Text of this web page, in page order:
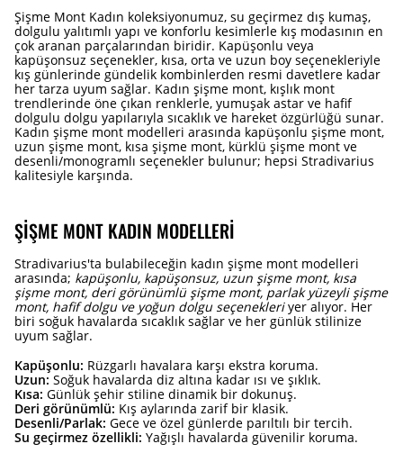
Şişme Mont Kadın koleksiyonumuz, su geçirmez dış kumaş,
dolgulu yalıtımlı yapı ve konforlu kesimlerle kış modasının en
çok aranan parçalarından biridir. Kapüşonlu veya
kapüşonsuz seçenekler, kısa, orta ve uzun boy seçenekleriyle
kış günlerinde gündelik kombinlerden resmi davetlere kadar
her tarza uyum sağlar. Kadın şişme mont, kışlık mont
trendlerinde öne çıkan renklerle, yumuşak astar ve hafif
dolgulu dolgu yapılarıyla sıcaklık ve hareket özgürlüğü sunar.
Kadın şişme mont modelleri arasında kapüşonlu şişme mont,
uzun şişme mont, kısa şişme mont, kürklü şişme mont ve
desenli/monogramlı seçenekler bulunur; hepsi Stradivarius
kalitesiyle karşında.
ŞIŞME MONT KADIN MODELLERI
Stradivarius'ta bulabileceğin kadın şişme mont modelleri
arasında; kapüşonlu, kapüşonsuz, uzun şişme mont, kısa
şişme mont, deri görünümlü şişme mont, parlak yüzeyli şişme
mont, hafif dolgu ve yoğun dolgu seçenekleriyer alıyor. Her
biri soğuk havalarda sıcaklık sağlar ve her günlük stilinize
uyum sağlar.
Kapüşonlu: Rüzgarlı havalara karşı ekstra koruma.
Uzun: Soğuk havalarda diz altına kadar ısı ve şıklık.
Kısa: Günlük şehir stiline dinamik bir dokunuş.
Deri görünümlü: Kış aylarında zarif bir klasik.
Desenli/Parlak: Gece ve özel günlerde parıltılı bir tercih.
Su geçirmez özellikli: Yağışlı havalarda güvenilir koruma.